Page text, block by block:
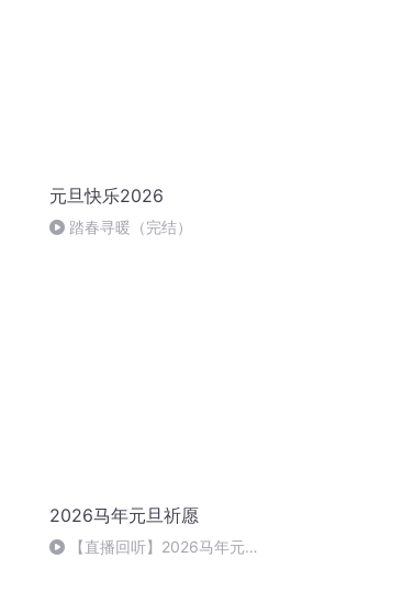
元旦快乐2026
踏春寻暖（完结）
2026马年元旦祈愿
【直播回听】2026马年元旦